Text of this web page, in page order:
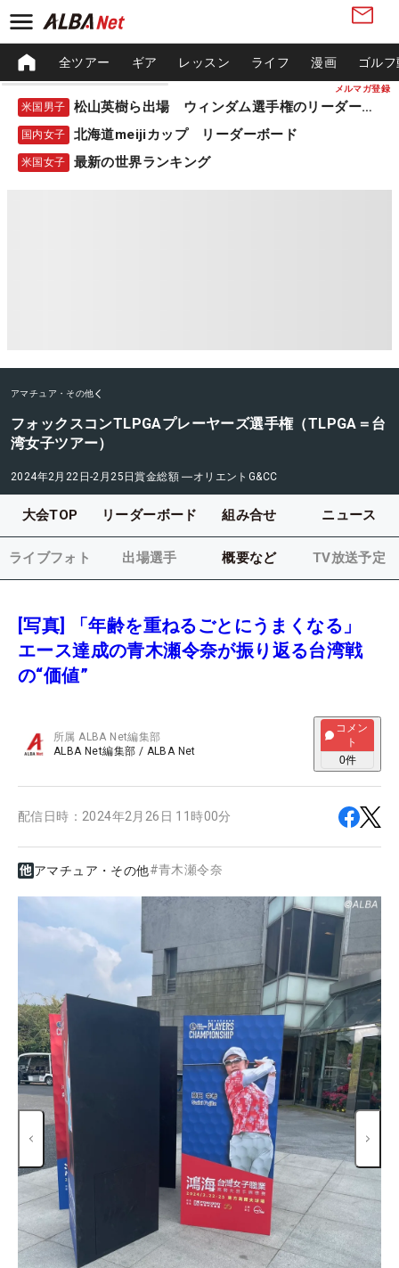
メルマガ登録
全ツアー ギア レッスン ライフ 漫画 ゴル
米国男子 松山英樹ら出場 ウィンダム選手権のリーダーボード
国内女子 北海道meijiカップ リーダーボード
米国女子 最新の世界ランキング
アマチュア・その他
フォックスコンTLPGAプレーヤーズ選手権（TLPGA＝台
湾女子ツアー）
2024年2月22日-2月25日賞金総額 ―オリエントG&CC
大会TOP リーダーボード 組み合せ ニュース
ライブフォト 出場選手 概要など TV放送予定
[写真] 「年齢を重ねるごとにうまくなる」
エース達成の青木瀬令奈が振り返る台湾戦
の“価値”
所属ALBA Net編集部
ALBA Net編集部 / ALBA Net
コメン
ト
0件
配信日時： 2024年2月26日 11時00分
アマチュア・その他#青木瀬令奈